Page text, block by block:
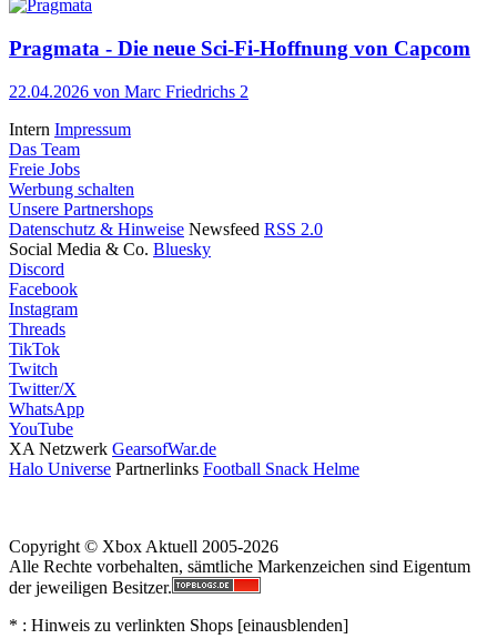
Pragmata - Die neue Sci-Fi-Hoffnung von Capcom
22.04.2026 von Marc Friedrichs 2
Intern Impressum
Das Team
Freie Jobs
Werbung schalten
Unsere Partnershops
Datenschutz & Hinweise Newsfeed RSS 2.0
Social Media & Co. Bluesky
Discord
Facebook
Instagram
Threads
TikTok
Twitch
Twitter/X
WhatsApp
YouTube
XA Netzwerk GearsofWar.de
Halo Universe Partnerlinks Football Snack Helme
Copyright © Xbox Aktuell 2005-2026
Alle Rechte vorbehalten, sämtliche Markenzeichen sind Eigentum
der jeweiligen Besitzer.
* : Hinweis zu verlinkten Shops [einausblenden]